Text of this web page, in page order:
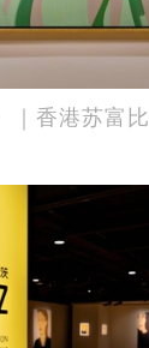
｜香港苏富比